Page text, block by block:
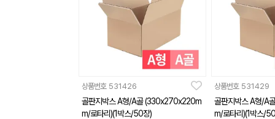
상품번호 531426
골판지박스 A형/A골 (330x270x220m
m/로타리)(1박스/50장)
상품번호 531429
골판지박스 A형/
m/로타리)(1박스/